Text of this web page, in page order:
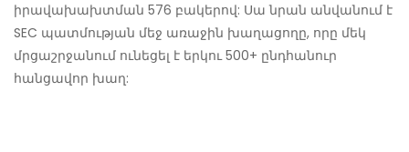
իրավախախտման 576 բակերով: Սա նրան անվանում է
SEC պատմության մեջ առաջին խաղացողը, որը մեկ
մրցաշրջանում ունեցել է երկու 500+ ընդհանուր
հանցավոր խաղ: